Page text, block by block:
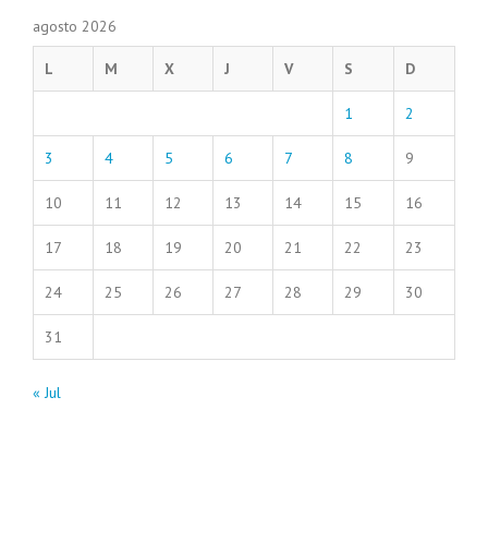
agosto 2026
L M X J V S D
1 2
3 4 5 6 7 8 9
10 11 12 13 14 15 16
17 18 19 20 21 22 23
24 25 26 27 28 29 30
31
« Jul